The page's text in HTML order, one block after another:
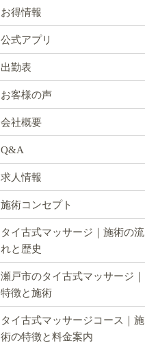
お得情報
公式アプリ
出勤表
お客様の声
会社概要
Q&A
求人情報
施術コンセプト
タイ古式マッサージ｜施術の流
れと歴史
瀬戸市のタイ古式マッサージ｜
特徴と施術
タイ古式マッサージコース｜施
術の特徴と料金案内